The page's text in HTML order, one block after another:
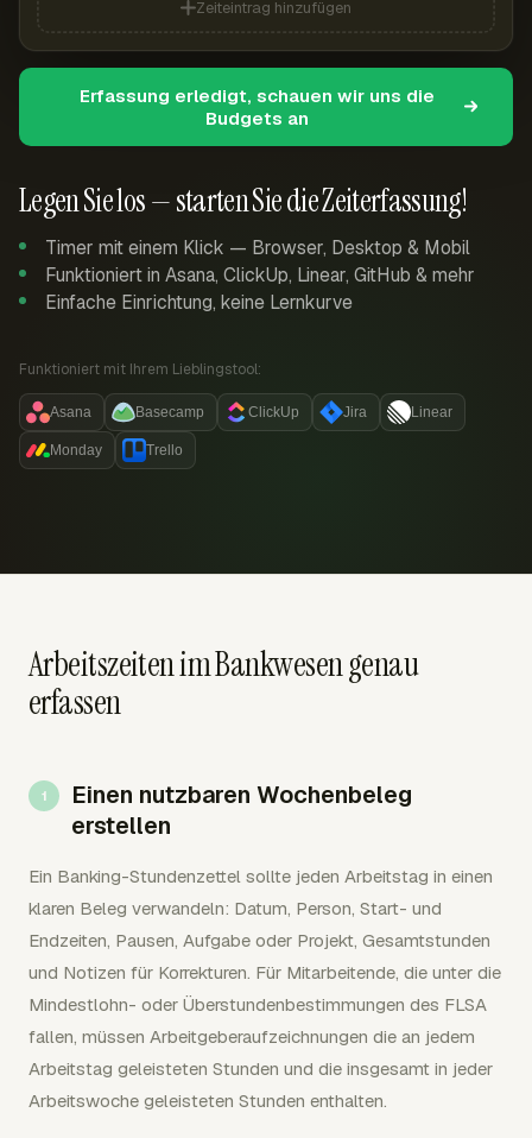
Legen Sie los — starten Sie die Zeiterfassung!
Timer mit einem Klick — Browser, Desktop & Mobil
Funktioniert in Asana, ClickUp, Linear, GitHub & mehr
Einfache Einrichtung, keine Lernkurve
Funktioniert mit Ihrem Lieblingstool:
Asana Basecamp ClickUp Jira Linear
Monday Trello
Zeiteintrag hinzufügen
Erfassung erledigt, schauen wir uns die
Budgets an
Arbeitszeiten im Bankwesen genau
erfassen
Einen nutzbaren Wochenbeleg
erstellen
Ein Banking-Stundenzettel sollte jeden Arbeitstag in einen
klaren Beleg verwandeln: Datum, Person, Start- und
Endzeiten, Pausen, Aufgabe oder Projekt, Gesamtstunden
und Notizen für Korrekturen. Für Mitarbeitende, die unter die
Mindestlohn- oder Überstundenbestimmungen des FLSA
fallen, müssen Arbeitgeberaufzeichnungen die an jedem
Arbeitstag geleisteten Stunden und die insgesamt in jeder
Arbeitswoche geleisteten Stunden enthalten.